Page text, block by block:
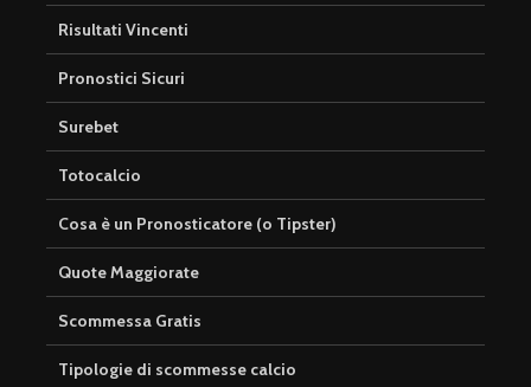
Risultati Vincenti
Pronostici Sicuri
Surebet
Totocalcio
Cosa è un Pronosticatore (o Tipster)
Quote Maggiorate
Scommessa Gratis
Tipologie di scommesse calcio